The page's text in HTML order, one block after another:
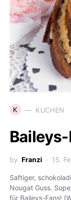
K KUCHEN
by Franzi 15.
Saftiger,
Nougat Guss.
für Baileys-Fans!